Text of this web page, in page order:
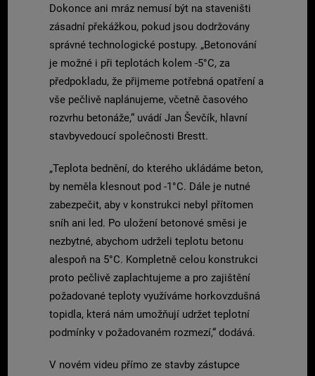
Dokonce ani mráz nemusí být na staveništi
zásadní překážkou, pokud jsou dodržovány
správné technologické postupy. „Betonování
je možné i při teplotách kolem -5°C, za
předpokladu, že přijmeme potřebná opatření a
vše pečlivě naplánujeme, včetně časového
rozvrhu betonáže,“ uvádí Jan Ševčík, hlavní
stavbyvedoucí společnosti Brestt.
„Teplota bednění, do kterého ukládáme beton,
by neměla klesnout pod -1°C. Dále je nutné
zabezpečit, aby v konstrukci nebyl přítomen
sníh ani led. Po uložení betonové směsi je
nezbytné, abychom udrželi teplotu betonu
alespoň na 5°C. Kompletně celou konstrukci
proto pečlivě zaplachtujeme a pro zajištění
požadované teploty využíváme horkovzdušná
topidla, která nám umožňují udržet teplotní
podmínky v požadovaném rozmezí,“ dodává.
V novém videu přímo ze stavby zástupce